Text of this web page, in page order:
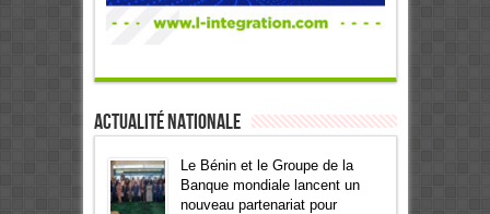
Actualité Nationale
Le Bénin et le Groupe de la
Banque mondiale lancent un
nouveau partenariat pour